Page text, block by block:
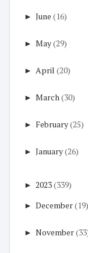
► June (16)
► May(29)
► April (20)
► March(30)
► February(25)
► January(26)
► 2023(339)
► December(19)
► November